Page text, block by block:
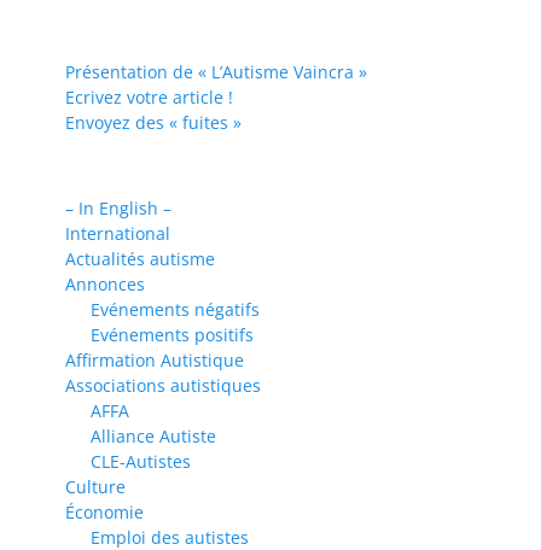
Présentation de « L’Autisme Vaincra »
Ecrivez votre article !
Envoyez des « fuites »
– In English –
International
Actualités autisme
Annonces
Evénements négatifs
Evénements positifs
Affirmation Autistique
Associations autistiques
AFFA
Alliance Autiste
CLE-Autistes
Culture
Économie
Emploi des autistes